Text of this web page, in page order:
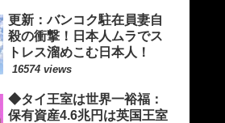
更新：バンコク駐在員妻自
殺の衝撃！日本人ムラでス
トレス溜めこむ日本人！
16574 views
◆タイ王室は世界一裕福：
保有資産4.6兆円は英国王室